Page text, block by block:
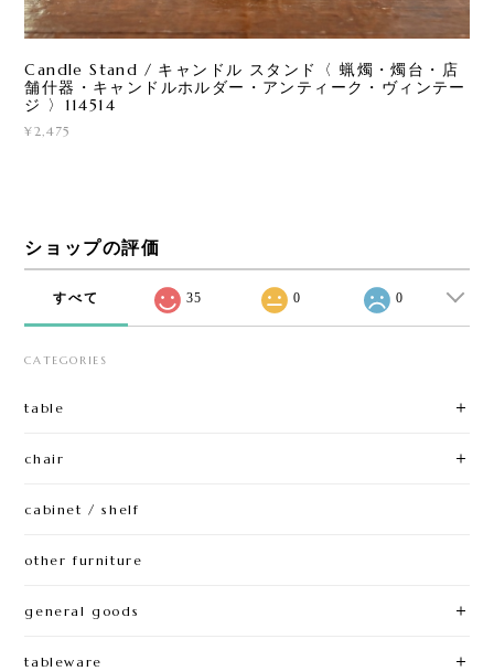
Candle Stand / キャンドル スタンド〈 蝋燭・燭台・店
舗什器・キャンドルホルダー・アンティーク・ヴィンテー
ジ 〉114514
¥2,475
ショップの評価
すべて 35 0 0
CATEGORIES
table
chair
cabinet / shelf
other furniture
general goods
tableware